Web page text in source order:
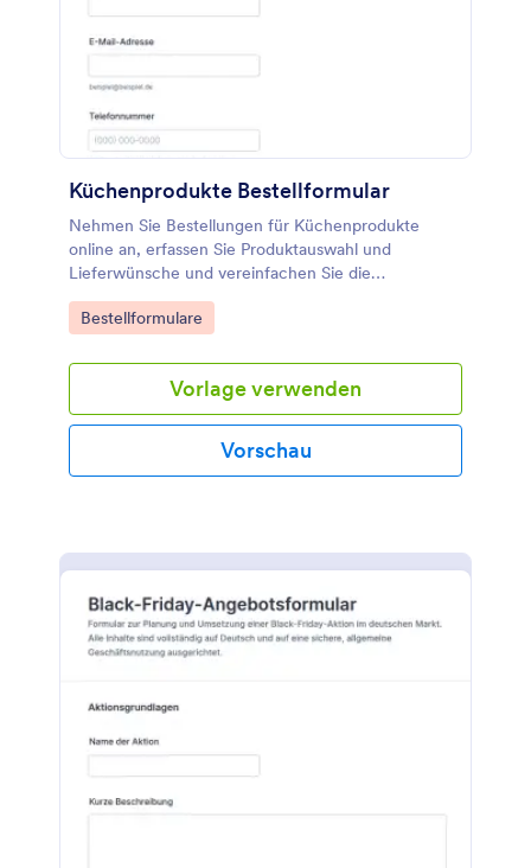
Küchenprodukte Bestellformular
Nehmen Sie Bestellungen für Küchenprodukte
online an, erfassen Sie Produktauswahl und
Lieferwünsche und vereinfachen Sie die
Datenerfassung im Küchenstudio, Handel oder
Innenausbau mit Jotform und dieser
Go to Category:
Bestellformulare
Vorlage verwenden
Vorschau